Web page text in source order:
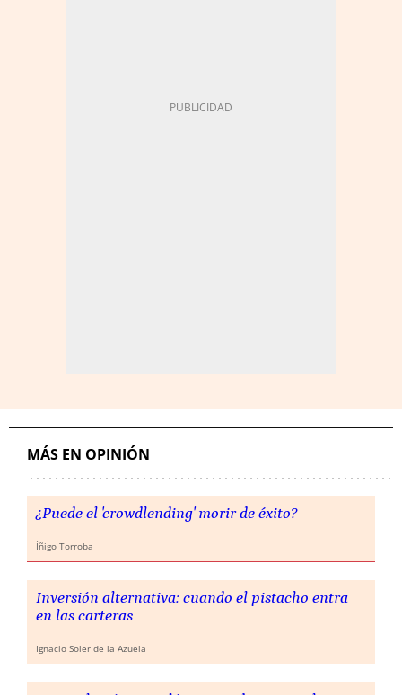
MÁS EN OPINIÓN
¿Puede el 'crowdlending' morir de éxito?
Íñigo Torroba
Inversión alternativa: cuando el pistacho entra
en las carteras
Ignacio Soler de la Azuela